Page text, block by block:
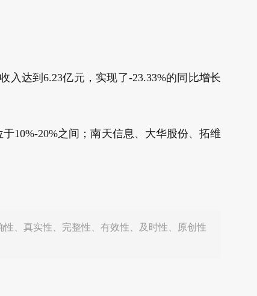
入达到6.23亿元，实现了-23.33%的同比增长
10%-20%之间；南天信息、大华股份、拓维
、真实性、完整性、有效性、及时性、原创性